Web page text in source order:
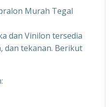
Murah Tegal
dan Vinilon tersedia
dan tekanan. Berikut